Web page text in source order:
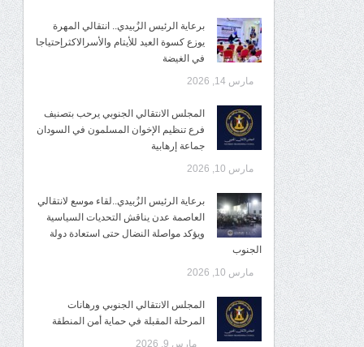
برعاية الرئيس الزُبيدي.. انتقالي المهرة
يوزع كسوة العيد للأيتام والأسرالاكثرإحتياجا
في الغيضة
مارس 14, 2026
المجلس الانتقالي الجنوبي يرحب بتصنيف
فرع تنظيم الإخوان المسلمون في السودان
جماعة إرهابية
مارس 10, 2026
برعاية الرئيس الزُبيدي..لقاء موسع لانتقالي
العاصمة عدن يناقش التحديات السياسية
ويؤكد مواصلة النضال حتى استعادة دولة
الجنوب
مارس 10, 2026
المجلس الانتقالي الجنوبي ورهانات
المرحلة المقبلة في حماية أمن المنطقة
مارس 9, 2026